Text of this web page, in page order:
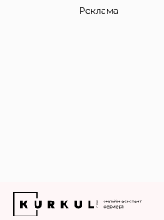
Реклама